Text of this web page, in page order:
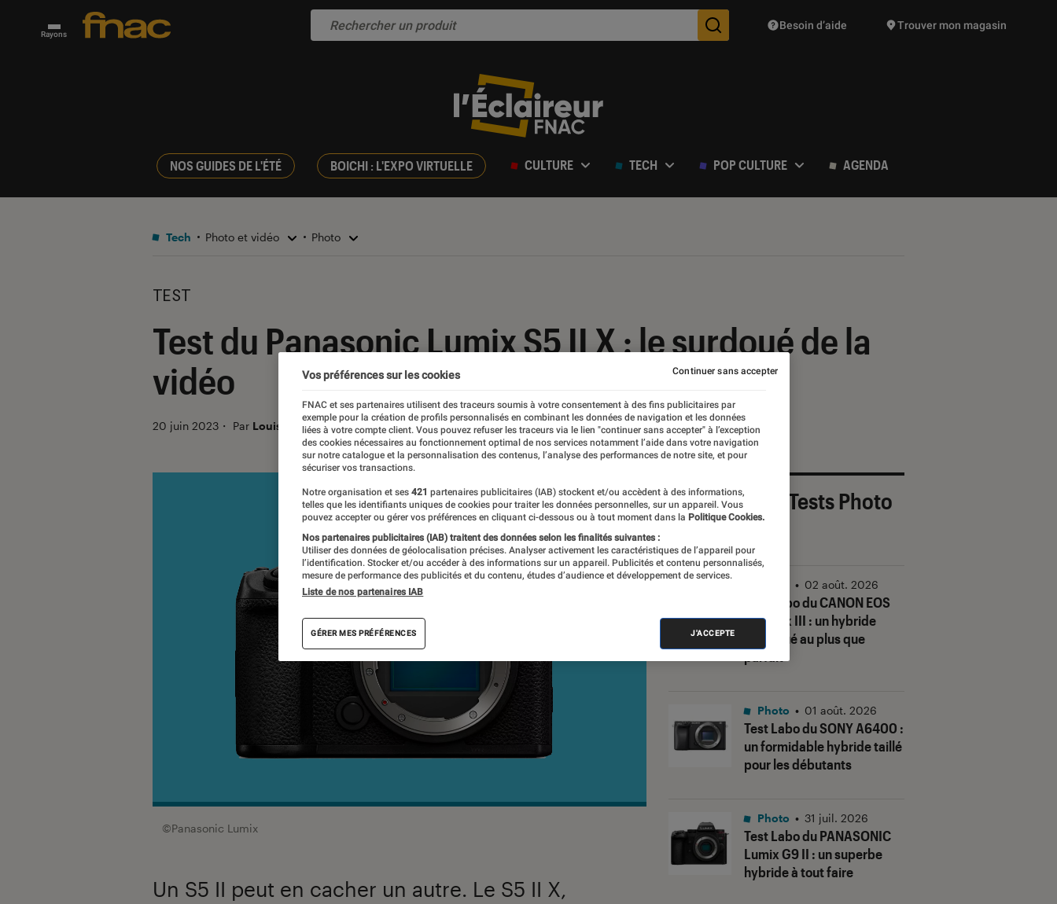
Rayons Des suggestions de produits vont vous être proposées
Besoin d’aide Trouver mon magasin
NOS GUIDES DE L'ÉTÉ BOICHI : L'EXPO VIRTUELLE CULTURE TECH POP CULTURE AGENDA
Tech Photo et vidéo Photo
TEST
Test du Panasonic Lumix S5 II X : le surdoué de la
vidéo
20 juin 2023 ・ Par Louis Cayatte
©Panasonic Lumix
Un S5 II peut en cacher un autre. Le S5 II X,
Nos derniers Tests Photo
Test Labo du CANON EOS
R6 Mark III : un hybride
conjugué au plus que
• 02 août. 2026
Test Labo du SONY A6400 :
un formidable hybride taillé
pour les débutants
Photo • 01 août. 2026
Test Labo du PANASONIC
Lumix G9 II : un superbe
hybride à tout faire
Photo • 31 juil. 2026
Vos préférences sur les cookies
FNAC et ses partenaires utilisent des traceurs soumis à votre consentement à des fins publicitaires par
exemple pour la création de profils personnalisés en combinant les données de navigation et les données
liées à votre compte client. Vous pouvez refuser les traceurs via le lien "continuer sans accepter" à l’exception
des cookies nécessaires au fonctionnement optimal de nos services notamment l’aide dans votre navigation
sur notre catalogue et la personnalisation des contenus, l’analyse des performances de notre site, et pour
sécuriser vos transactions.
Notre organisation et ses 421 partenaires publicitaires (IAB) stockent et/ou accèdent à des informations,
telles que les identifiants uniques de cookies pour traiter les données personnelles, sur un appareil. Vous
pouvez accepter ou gérer vos préférences en cliquant ci-dessous ou à tout moment dans la Politique Cookies.
Nos partenaires publicitaires (IAB) traitent des données selon les finalités suivantes :
Utiliser des données de géolocalisation précises. Analyser activement les caractéristiques de l’appareil pour
l’identification. Stocker et/ou accéder à des informations sur un appareil. Publicités et contenu personnalisés,
mesure de performance des publicités et du contenu, études d’audience et développement de services.
Liste de nos partenaires IAB
GÉRER MES PRÉFÉRENCES J'ACCEPTE
Continuer sans accepter